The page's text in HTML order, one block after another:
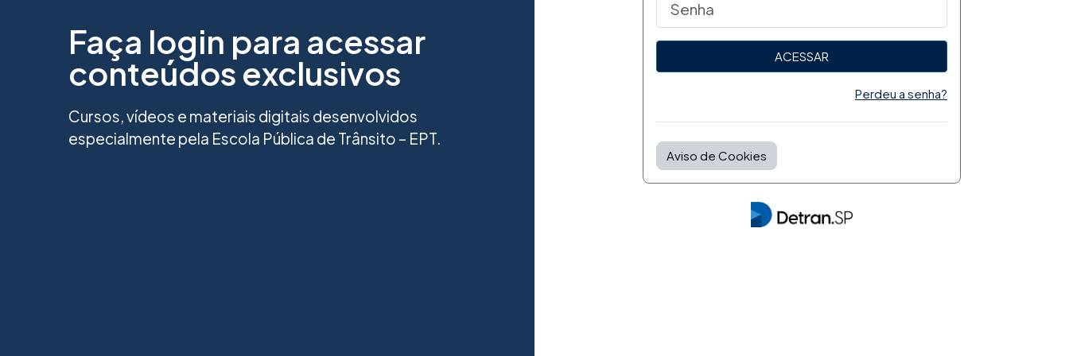
Faça login para acessar
conteúdos exclusivos
Cursos, vídeos e materiais digitais desenvolvidos
especialmente pela Escola Pública de Trânsito – EPT.
ACESSAR
Perdeu a senha?
Aviso de Cookies